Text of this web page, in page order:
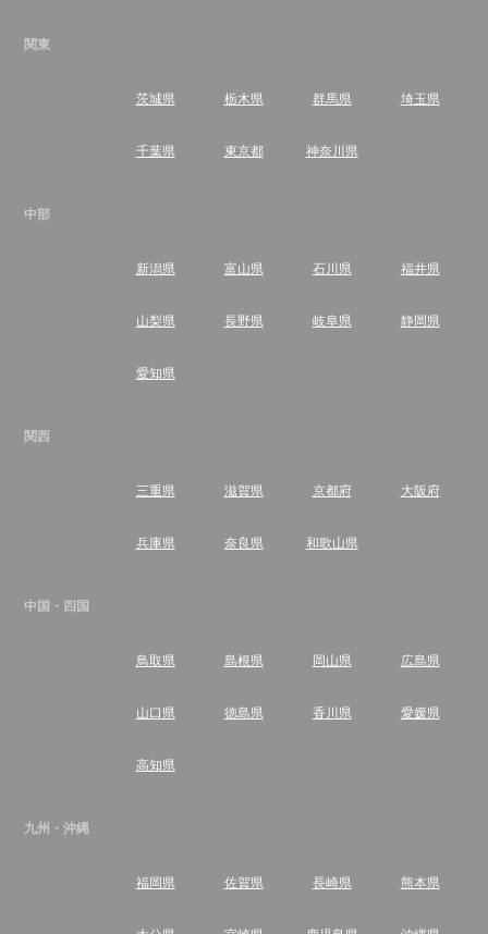
関東
茨城県 栃木県 群馬県 埼玉県
千葉県 東京都 神奈川県
中部
新潟県 富山県 石川県 福井県
山梨県 長野県 岐阜県 静岡県
愛知県
関西
三重県 滋賀県 京都府 大阪府
兵庫県 奈良県 和歌山県
中国・四国
鳥取県 島根県 岡山県 広島県
山口県 徳島県 香川県 愛媛県
高知県
九州・沖縄
福岡県 佐賀県 長崎県 熊本県